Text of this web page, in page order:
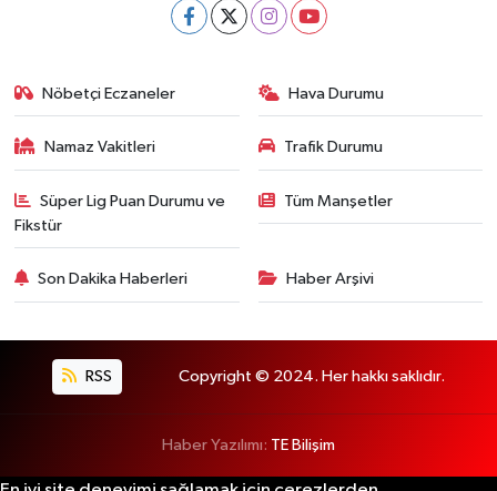
Nöbetçi Eczaneler Hava Durumu
Namaz Vakitleri Trafik Durumu
Süper Lig Puan Durumu ve
Fikstür
Tüm Manşetler
Son Dakika Haberleri Haber Arşivi
RSS Copyright © 2024. Her hakkı saklıdır.
Haber Yazılımı: TE Bilişim